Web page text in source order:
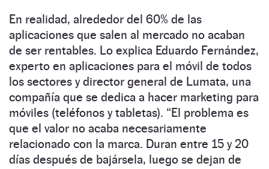
En realidad, alrededor del 60% de las
aplicaciones que salen al mercado no acaban
de ser rentables. Lo explica Eduardo Fernández,
experto en aplicaciones para el móvil de todos
los sectores y director general de Lumata, una
compañía que se dedica a hacer marketing para
móviles (teléfonos y tabletas). “El problema es
que el valor no acaba necesariamente
relacionado con la marca. Duran entre 15 y 20
días después de bajársela, luego se dejan de